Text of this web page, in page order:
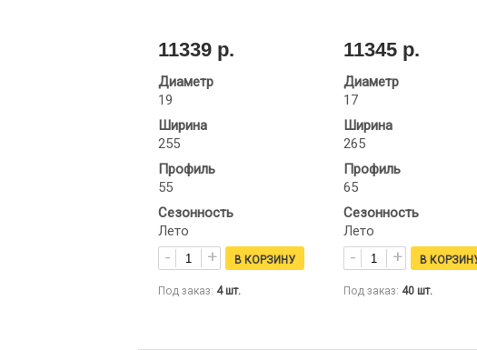
11339 р.
Диаметр
19
Ширина
255
Профиль
55
Сезонность
Лето
Под заказ: 4шт.
11345 р.
Диаметр
17
Ширина
265
Профиль
65
Сезонность
Лето
Под заказ: 40 шт.